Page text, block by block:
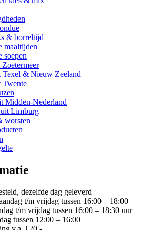
& borreltijd
maaltijden
soepen
Texel & Nieuw Zeeland
Twente
Midden-Nederland
uit Limburg
worsten
dezelfde dag geleverd
t/m vrijdag tussen 16:00 – 18:00
t/m vrijdag tussen 16:00 – 18:30 uur
tussen 12:00 – 16:00